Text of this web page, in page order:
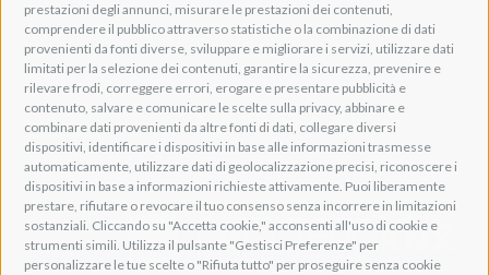
prestazioni degli annunci, misurare le prestazioni dei contenuti,
comprendere il pubblico attraverso statistiche o la combinazione di dati
provenienti da fonti diverse, sviluppare e migliorare i servizi, utilizzare dati
limitati per la selezione dei contenuti, garantire la sicurezza, prevenire e
rilevare frodi, correggere errori, erogare e presentare pubblicità e
contenuto, salvare e comunicare le scelte sulla privacy, abbinare e
combinare dati provenienti da altre fonti di dati, collegare diversi
dispositivi, identificare i dispositivi in base alle informazioni trasmesse
automaticamente, utilizzare dati di geolocalizzazione precisi, riconoscere i
dispositivi in base a informazioni richieste attivamente. Puoi liberamente
prestare, rifiutare o revocare il tuo consenso senza incorrere in limitazioni
sostanziali. Cliccando su "Accetta cookie," acconsenti all'uso di cookie e
strumenti simili. Utilizza il pulsante "Gestisci Preferenze" per
personalizzare le tue scelte o "Rifiuta tutto" per proseguire senza cookie
info@adeogroup.it
Adeo ProAV
Adeo HomeAV
Adeo Screen
Screen Research
Adeum Cinema Suite